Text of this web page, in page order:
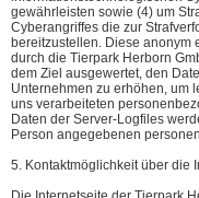
gewährleisten sowie (4) um
Cyberangriffes die zur
bereitzustellen. Diese anonym
durch die Tierpark Herborn
dem Ziel ausgewertet, den
Unternehmen zu erhöhen, um
uns verarbeiteten
Daten der Server-Logfiles
Person angegebenen
5. Kontaktmöglichkeit über die